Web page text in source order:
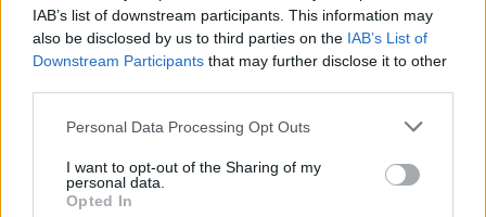
IAB’s list of downstream participants. This information may
also be disclosed by us to third parties on the IAB’s List of
Downstream Participants that may further disclose it to other
Personal Data Processing Opt Outs
I want to opt-out of the Sharing of my
personal data.
Opted In
00:00:30
Vaizdai iš tragiškos avarijos Vilniaus r.: dviejų moterų ir
vaiko gyvybių išgelbėti nepavyko
32 laipsnių šilumos
Žinios